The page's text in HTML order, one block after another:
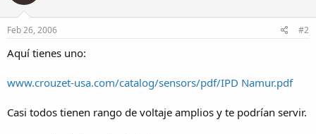
Feb 26, 2006 #2
Aquí tienes uno:
www.crouzet-usa.com/catalog/sensors/pdf/IPD Namur.pdf
Casi todos tienen rango de voltaje amplios y te podrían servir.